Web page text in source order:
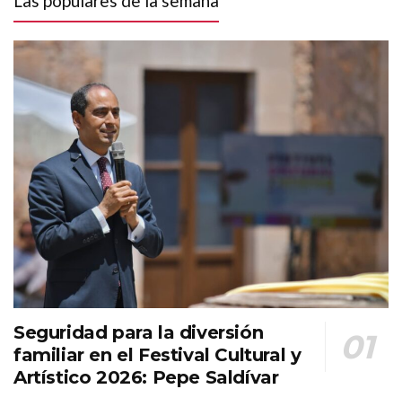
Seguridad para la diversión
familiar en el Festival Cultural y
Artístico 2026: Pepe Saldívar